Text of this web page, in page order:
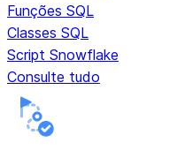
Funções SQL
Classes SQL
Script Snowflake
Consulte tudo